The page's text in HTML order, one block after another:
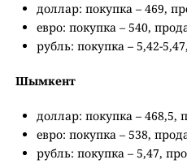
доллар: покупка – 469,
евро: покупка – 540,
рубль: покупка – 5,42-
Шымкент
доллар: покупка – 468,5,
евро: покупка – 538,
рубль: покупка – 5,47,